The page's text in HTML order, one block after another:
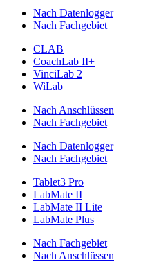
Nach Datenlogger
Nach Fachgebiet
CLAB
CoachLab II+
VinciLab 2
WiLab
Nach Anschlüssen
Nach Fachgebiet
Nach Datenlogger
Nach Fachgebiet
Tablet3 Pro
LabMate II
LabMate II Lite
LabMate Plus
Nach Fachgebiet
Nach Anschlüssen